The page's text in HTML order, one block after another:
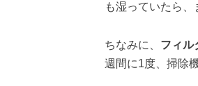
も湿っていたら、
ちなみに、 フィル
週間に1度、掃除